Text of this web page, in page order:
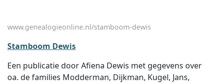
www.genealogieonline.nl/stamboom-dewis
Stamboom Dewis
Een publicatie door Afiena Dewis met gegevens over
oa. de families Modderman, Dijkman, Kugel, Jans,